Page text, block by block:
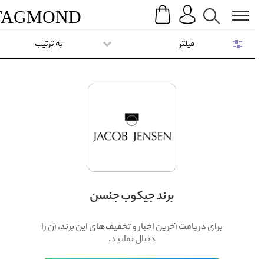
Search
TAGMOND
برند جیکوب جنسن
برای دریافت آخرین اخبار و تخفیف‌های این برند، آن را
دنبال نمایید.
به ترتیب فیلتر